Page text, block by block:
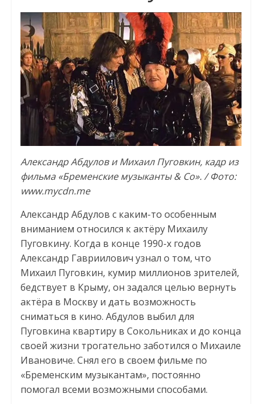
Александр Абдулов и Михаил Пуговкин, кадр из
фильма «Бременские музыканты & Co». / Фото:
www.mycdn.me
Александр Абдулов с каким-то особенным
вниманием относился к актёру Михаилу
Пуговкину. Когда в конце 1990-х годов
Александр Гавриилович узнал о том, что
Михаил Пуговкин, кумир миллионов зрителей,
бедствует в Крыму, он задался целью вернуть
актёра в Москву и дать возможность
сниматься в кино. Абдулов выбил для
Пуговкина квартиру в Сокольниках и до конца
своей жизни трогательно заботился о Михаиле
Ивановиче. Снял его в своем фильме по
«Бременским музыкантам», постоянно
помогал всеми возможными способами.